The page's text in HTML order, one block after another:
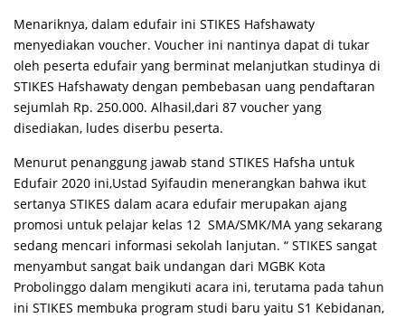
Menariknya, dalam edufair ini STIKES Hafshawaty
menyediakan voucher. Voucher ini nantinya dapat di tukar
oleh peserta edufair yang berminat melanjutkan studinya di
STIKES Hafshawaty dengan pembebasan uang pendaftaran
sejumlah Rp. 250.000. Alhasil,dari 87 voucher yang
disediakan, ludes diserbu peserta.
Menurut penanggung jawab stand STIKES Hafsha untuk
Edufair 2020 ini,Ustad Syifaudin menerangkan bahwa ikut
sertanya STIKES dalam acara edufair merupakan ajang
promosi untuk pelajar kelas 12 SMA/SMK/MA yang sekarang
sedang mencari informasi sekolah lanjutan. “ STIKES sangat
menyambut sangat baik undangan dari MGBK Kota
Probolinggo dalam mengikuti acara ini, terutama pada tahun
ini STIKES membuka program studi baru yaitu S1 Kebidanan,